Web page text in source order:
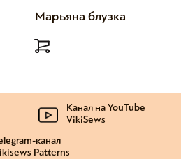
Марьяна блузка
Канал на YouTube
VikiSews
канал
Patterns